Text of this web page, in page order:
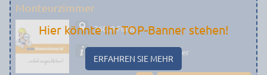
Monteurzimmer
36039 Fulda
Preiswerte Monteurzimmer
Hier könnte Ihr TOP-Banner stehen!
ERFAHREN SIE MEHR